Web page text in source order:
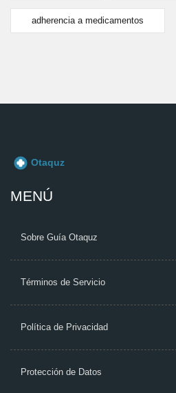
adherencia a medicamentos
MENÚ
Sobre Guía Otaquz
Términos de Servicio
Política de Privacidad
Protección de Datos